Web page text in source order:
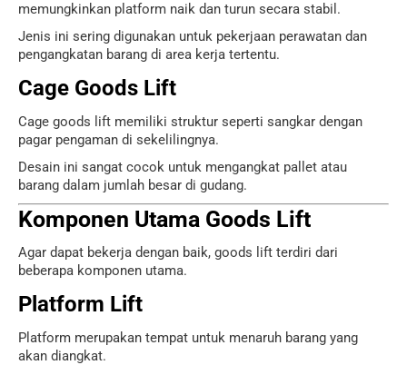
memungkinkan platform naik dan turun secara stabil.
Jenis ini sering digunakan untuk pekerjaan perawatan dan
pengangkatan barang di area kerja tertentu.
Cage Goods Lift
Cage goods lift memiliki struktur seperti sangkar dengan
pagar pengaman di sekelilingnya.
Desain ini sangat cocok untuk mengangkat pallet atau
barang dalam jumlah besar di gudang.
Komponen Utama Goods Lift
Agar dapat bekerja dengan baik, goods lift terdiri dari
beberapa komponen utama.
Platform Lift
Platform merupakan tempat untuk menaruh barang yang
akan diangkat.